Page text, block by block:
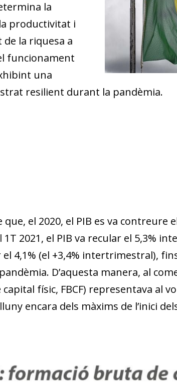
la
productivitat i
la riquesa a
funcionament
una
resilient durant la pandèmia.
el 2020, el PIB es va contreure
1T 2021, el PIB va recular el 5,3%
4,1% (el +3,4% intertrimestral),
D’aquesta manera, al
físic, FBCF) representava al
encara dels màxims de l’inici